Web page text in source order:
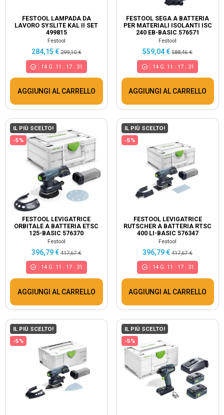
FESTOOL LAMPADA DA
LAVORO SYSLITE KAL II SET
499815
Festool
284,15 € 299,10 €
14 G. 11 : 17 : 30
AGGIUNGI AL CARRELLO
FESTOOL SEGA A BATTERIA
PER MATERIALI ISOLANTI ISC
240 EB-BASIC 576571
Festool
559,04 €588,46 €
14G. 11 : 17: 30
AGGIUNGI AL CARRELLO
IL PIÙ SCELTO!
-5%
FESTOOL LEVIGATRICE
ORBITALE A BATTERIA ETSC
125-BASIC 576370
Festool
396,79 € 417,67 €
14 G. 11 : 17 : 30
AGGIUNGI AL CARRELLO
IL PIÙ SCELTO!
-5%
FESTOOL LEVIGATRICE
RUTSCHER A BATTERIA RTSC
400 LI-BASIC 576347
Festool
396,79 €417,67 €
14G. 11 : 17: 30
AGGIUNGI AL CARRELLO
IL PIÙ SCELTO!
-5%
IL PIÙ SCELTO!
-5%